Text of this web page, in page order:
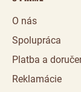
O nás
Spolupráca
Platba a
Reklamácie